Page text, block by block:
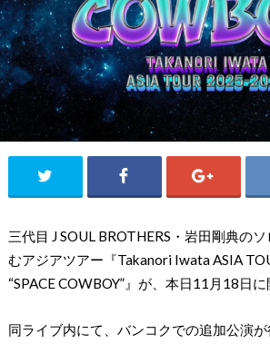
三代目 J SOUL BROTHERS・岩田剛典の
むアジアツアー『Takanori Iwata ASIA
“SPACE COWBOY”』が、本日11月18日に
同ライブ内にて、バンコクでの追加公演